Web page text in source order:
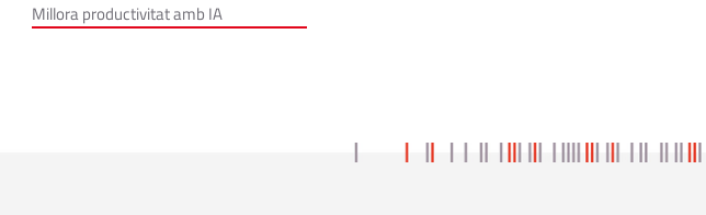
Millora productivitat amb IA